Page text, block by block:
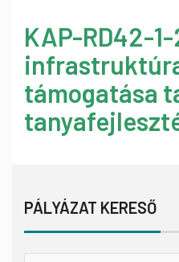
KAP-RD42-
támogatása
PÁLYÁZAT KERESŐ